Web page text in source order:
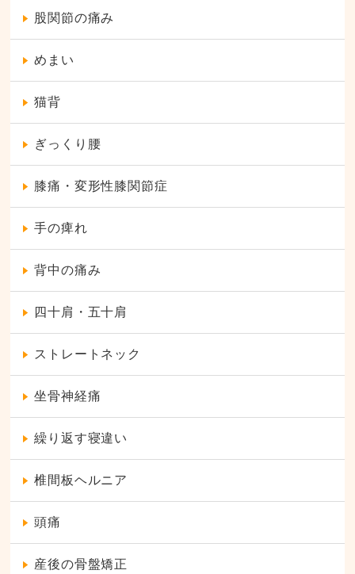
股関節の痛み
めまい
猫背
ぎっくり腰
膝痛・変形性膝関節症
手の痺れ
背中の痛み
四十肩・五十肩
ストレートネック
坐骨神経痛
繰り返す寝違い
椎間板ヘルニア
頭痛
産後の骨盤矯正